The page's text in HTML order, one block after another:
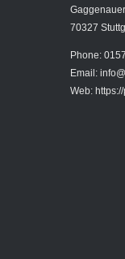
70327
Phone:
Email:
Web: